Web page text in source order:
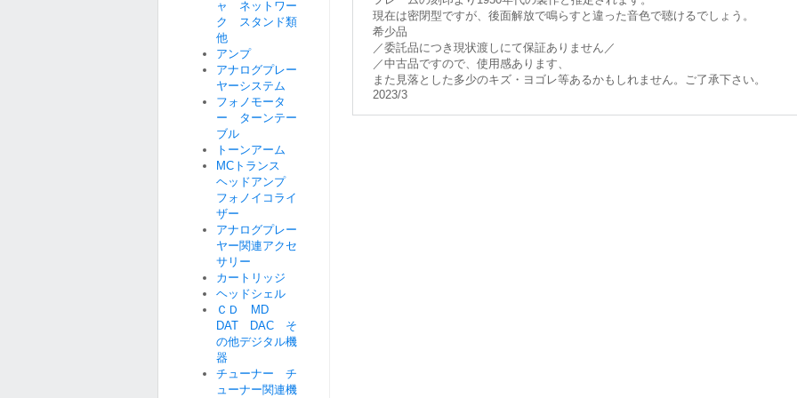
現在は密閉型ですが、後面解放で鳴らすと違った音色で聴けるでしょう。
希少品
／委託品につき現状渡しにて保証ありません／
／中古品ですので、使用感あります、
また見落とした多少のキズ・ヨゴレ等あるかもしれません。ご了承下さい。
2023/3
ャ ネットワー
ク スタンド類
他
アンプ
アナログプレー
ヤーシステム
フォノモータ
ー ターンテー
ブル
トーンアーム
MCトランス
ヘッドアンプ
フォノイコライ
ザー
アナログプレー
ヤー関連アクセ
サリー
カートリッジ
ヘッドシェル
ＣＤ MD
DAT DAC そ
の他デジタル機
器
チューナー チ
ューナー関連機